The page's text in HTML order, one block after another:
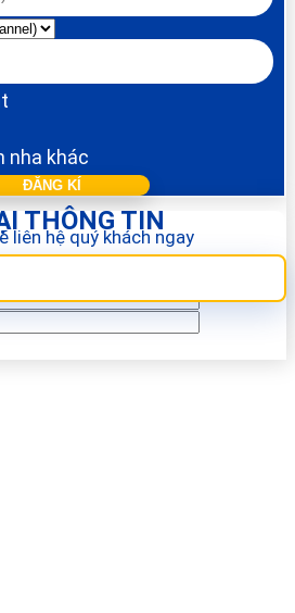
nha khác
THÔNG TIN
liên hệ quý khách ngay